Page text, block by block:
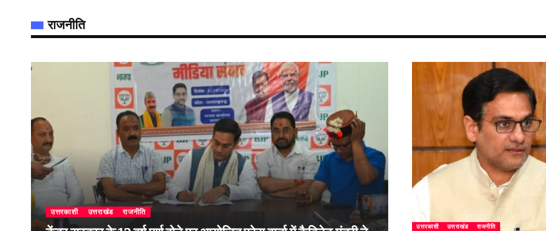
राजनीति
उत्तरकाशी उत्तराखंड राजनीति
उत्तरकाशी उत्तराखंड राजनीति